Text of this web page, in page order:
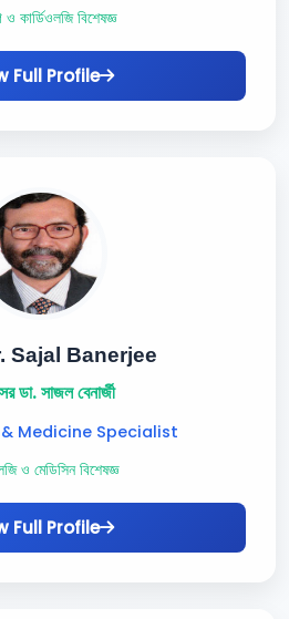
কার্ডিওলজি বিশেষজ্ঞ
Full Profile
Sajal Banerjee
ডা. সাজল বেনার্জী
Medicine Specialist
ও মেডিসিন বিশেষজ্ঞ
Full Profile